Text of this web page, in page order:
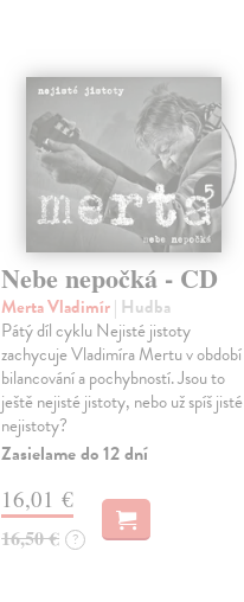
Nebe nepočká - CD
Merta Vladimír| Hudba
Pátý díl cyklu Nejisté jistoty
zachycuje Vladimíra Mertu v období
bilancování a pochybností. Jsou to
ještě nejisté jistoty, nebo už spíš jisté
nejistoty?
Zasielame do 12 dní
16,01 €
16,50 € ?